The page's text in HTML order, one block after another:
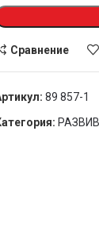
Сравнение
89 857-1